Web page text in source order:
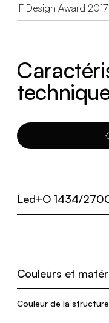
IF Design Award 2017
Led+O 1434/
Couleurs et
Couleur de la structure